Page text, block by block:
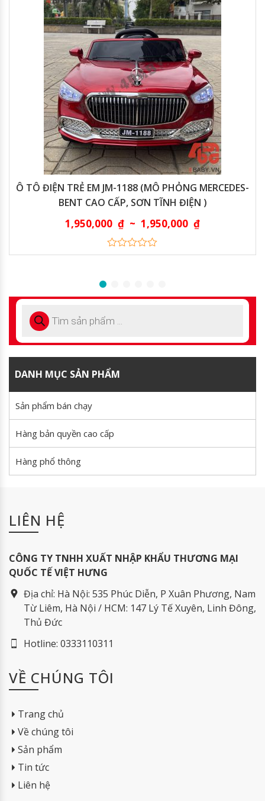
Ô TÔ ĐIỆN TRẺ EM JM-1188 (MÔ PHỎNG MERCEDES-
BENT CAO CẤP, SƠN TĨNH ĐIỆN )
1,950,000 ₫ ~ 1,950,000 ₫
0
DANH MỤC SẢN PHẨM
Sản phẩm bán chạy
Hàng bản quyền cao cấp
Hàng phổ thông
LIÊN HỆ
CÔNG TY TNHH XUẤT NHẬP KHẨU THƯƠNG MẠI
QUỐC TẾ VIỆT HƯNG
Địa chỉ: Hà Nội: 535 Phúc Diễn, P Xuân Phương, Nam
Từ Liêm, Hà Nội / HCM: 147 Lý Tế Xuyên, Linh Đông,
Thủ Đức
Hotline: 0333110311
VỀ CHÚNG TÔI
Trang chủ
Về chúng tôi
Sản phẩm
Tin tức
Liên hệ